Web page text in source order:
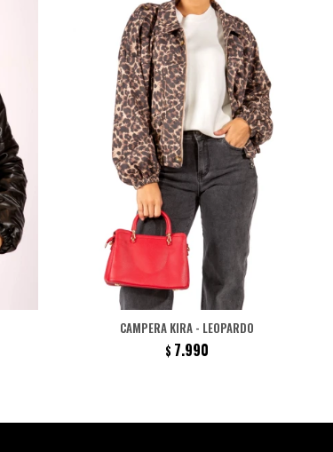
CAMPERA KIRA - LEOPARDO
$ 7.990